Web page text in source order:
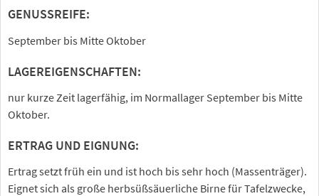
GENUSSREIFE:
September bis Mitte Oktober
LAGEREIGENSCHAFTEN:
nur kurze Zeit lagerfähig, im Normallager September bis Mitte
Oktober.
ERTRAG UND EIGNUNG:
Ertrag setzt früh ein und ist hoch bis sehr hoch (Massenträger).
Eignet sich als große herbsüßsäuerliche Birne für Tafelzwecke,